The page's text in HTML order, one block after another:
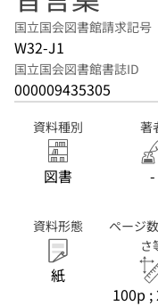
国立国会図書館請求記号
W32-J1
国立国会図書館書誌ID
000009435305
資料種別
図書
著
-
資料形態
紙
ページ
さ
100p ;